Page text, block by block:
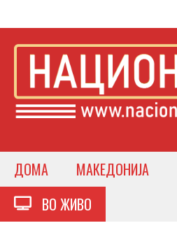
ДОМА МАКЕДОНИЈА
ВО ЖИВО